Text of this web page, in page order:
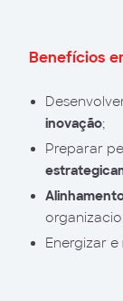
Benefícios
inovação;
Preparar
Energizar e